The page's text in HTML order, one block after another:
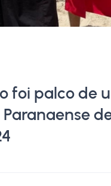
foi palco de